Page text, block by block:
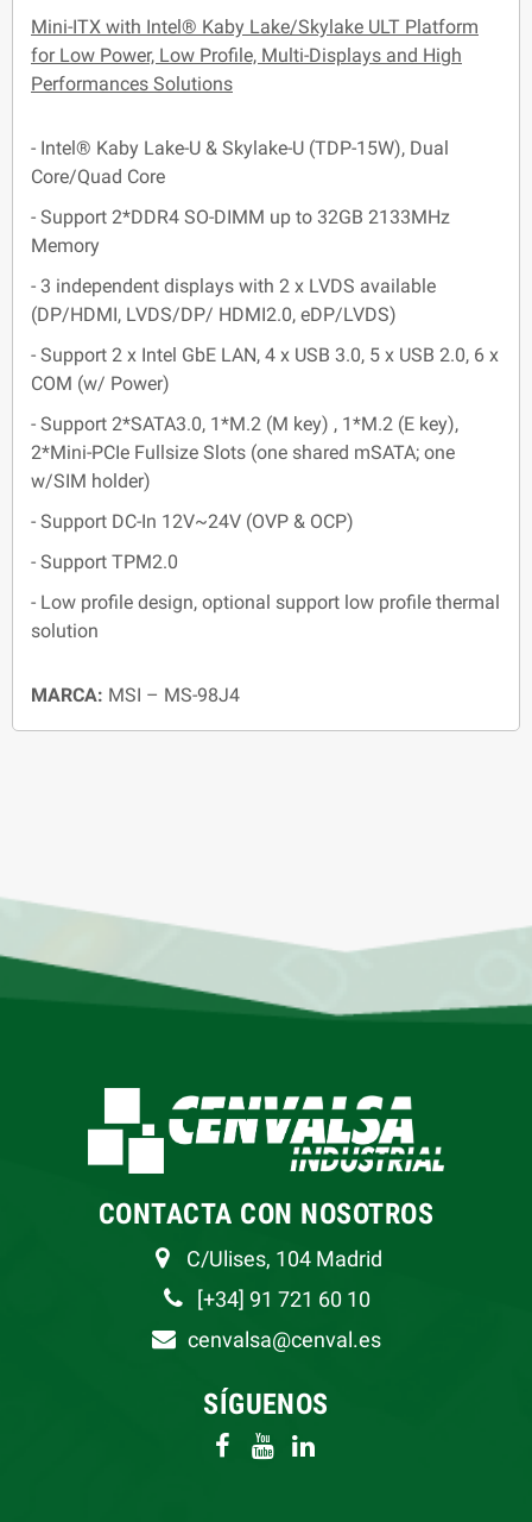
Mini-ITX with Intel® Kaby Lake/Skylake ULT Platform
for Low Power, Low Profile, Multi-Displays and High
Performances Solutions
- Intel® Kaby Lake-U & Skylake-U (TDP-15W), Dual
Core/Quad Core
- Support 2*DDR4 SO-DIMM up to 32GB 2133MHz
Memory
- 3 independent displays with 2 x LVDS available
(DP/HDMI, LVDS/DP/ HDMI2.0, eDP/LVDS)
- Support 2 x Intel GbE LAN, 4 x USB 3.0, 5 x USB 2.0, 6 x
COM (w/ Power)
- Support 2*SATA3.0, 1*M.2 (M key) , 1*M.2 (E key),
2*Mini-PCIe Fullsize Slots (one shared mSATA; one
w/SIM holder)
- Support DC-In 12V~24V (OVP & OCP)
- Support TPM2.0
- Low profile design, optional support low profile thermal
solution
MARCA: MSI – MS-98J4
CONTACTA CON NOSOTROS
C/Ulises, 104 Madrid
[+34] 91 721 60 10
cenvalsa@cenval.es
SÍGUENOS